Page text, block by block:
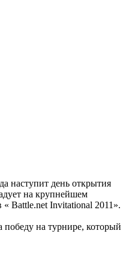
наступит день открытия
на крупнейшем
Battle.net Invitational 2011».
победу на турнире, который